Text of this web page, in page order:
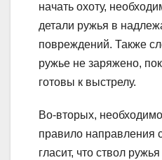
начать охоту,
детали ружья в
повреждений. Также
ружье не заряжено,
готовы к выстрелу.
Во-вторых,
правило направления
гласит, что ствол